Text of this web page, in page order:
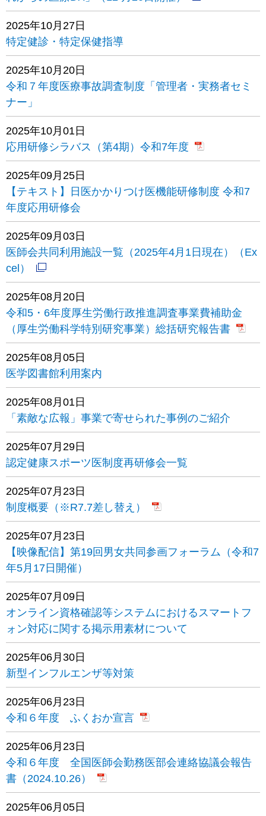
2025年10月27日
特定健診・特定保健指導
2025年10月20日
令和７年度医療事故調査制度「管理者・実務者セミ
ナー」
2025年10月01日
応用研修シラバス（第4期）令和7年度
2025年09月25日
【テキスト】日医かかりつけ医機能研修制度 令和7
年度応用研修会
2025年09月03日
医師会共同利用施設一覧（2025年4月1日現在）（Ex
cel）
2025年08月20日
令和5・6年度厚生労働行政推進調査事業費補助金
（厚生労働科学特別研究事業）総括研究報告書
2025年08月05日
医学図書館利用案内
2025年08月01日
「素敵な広報」事業で寄せられた事例のご紹介
2025年07月29日
認定健康スポーツ医制度再研修会一覧
2025年07月23日
制度概要（※R7.7差し替え）
2025年07月23日
【映像配信】第19回男女共同参画フォーラム（令和7
年5月17日開催）
2025年07月09日
オンライン資格確認等システムにおけるスマートフ
ォン対応に関する掲示用素材について
2025年06月30日
新型インフルエンザ等対策
2025年06月23日
令和６年度 ふくおか宣言
2025年06月23日
令和６年度 全国医師会勤務医部会連絡協議会報告
書（2024.10.26）
2025年06月05日